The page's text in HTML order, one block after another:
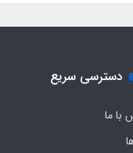
دسترسی سریع
با ما